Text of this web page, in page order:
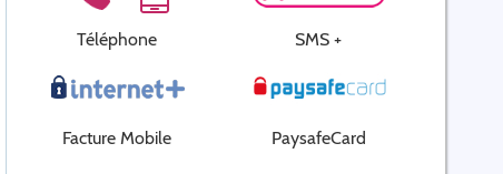
Téléphone SMS +
Facture Mobile PaysafeCard